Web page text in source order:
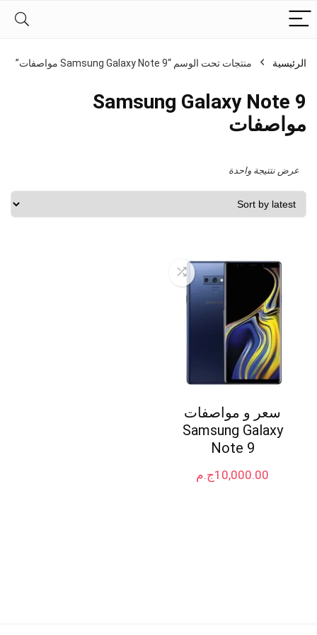
الرئيسية منتجات تحت الوسم “Samsung Galaxy Note 9 مواصفات”
Samsung Galaxy Note 9
مواصفات
عرض نتتيجة واحدة
سعر و مواصفات
Samsung Galaxy
Note 9
ج.م10,000.00